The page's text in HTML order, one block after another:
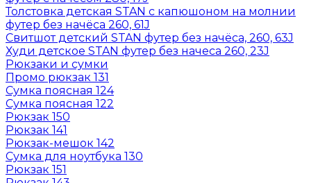
Толстовка детская STAN с капюшоном на молнии
футер без начёса 260, 61J
Свитшот детский STAN футер без начёса, 260, 63J
Худи детское STAN футер без начеса 260, 23J
Рюкзаки и сумки
Промо рюкзак 131
Сумка поясная 124
Сумка поясная 122
Рюкзак 150
Рюкзак 141
Рюкзак-мешок 142
Сумка для ноутбука 130
Рюкзак 151